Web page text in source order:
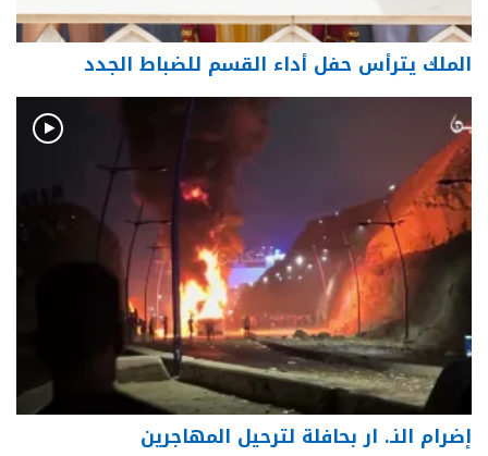
الملك يترأس حفل أداء القسم للضباط الجدد
إضرام النـ. ار بحافلة لترحيل المهاجرين